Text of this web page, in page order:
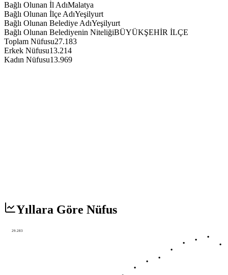
Bağlı Olunan İl AdıMalatya
Bağlı Olunan İlçe AdıYeşilyurt
Bağlı Olunan Belediye AdıYeşilyurt
Bağlı Olunan Belediyenin NiteliğiBÜYÜKŞEHİR İLÇE
Toplam Nüfusu27.183
Erkek Nüfusu13.214
Kadın Nüfusu13.969
Yıllara Göre Nüfus
29.283